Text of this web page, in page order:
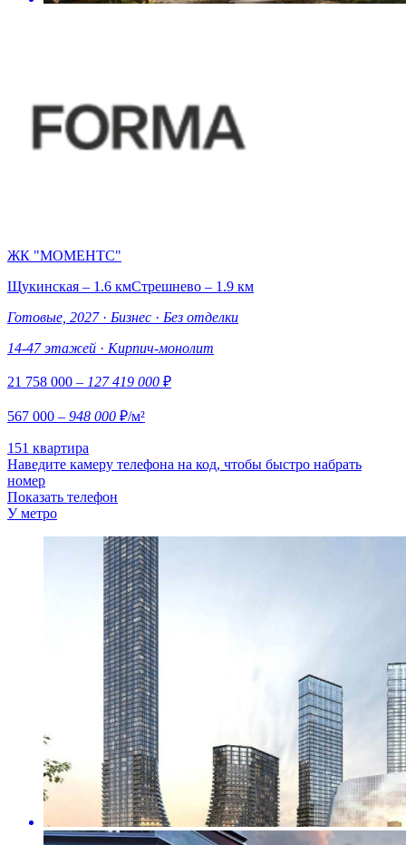
ЖК "МОМЕНТС"
Щукинская – 1.6 кмСтрешнево – 1.9 км
Готовые, 2027 · Бизнес · Без отделки
14-47 этажей · Кирпич-монолит
21 758 000 – 127 419 000 ₽
567 000 – 948 000 ₽/м²
151 квартира
Наведите камеру телефона на код, чтобы быстро набрать
номер
Показать телефон
У метро